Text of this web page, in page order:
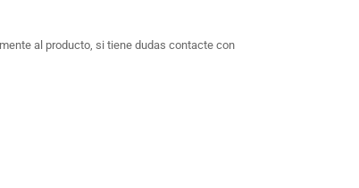
al producto, si tiene dudas contacte con